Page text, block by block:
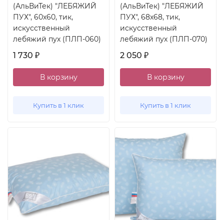
(АльВиТек) "ЛЕБЯЖИЙ
ПУХ", 60x60, тик,
искусственный
лебяжий пух (ПЛП-060)
1 730 ₽
В корзину
Купить в 1 клик
(АльВиТек) "ЛЕБЯЖИЙ
ПУХ", 68x68, тик,
искусственный
лебяжий пух (ПЛП-070)
2 050 ₽
В корзину
Купить в 1 клик